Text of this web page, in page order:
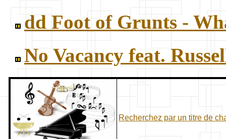
dd Foot of Grunts -
No Vacancy feat.
Recherchez par un titre de